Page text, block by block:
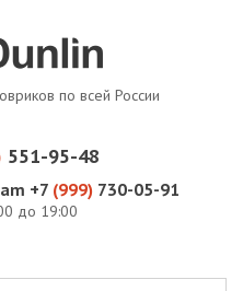
по всей России
551-95-48
+7 (999) 730-05-91
до 19:00